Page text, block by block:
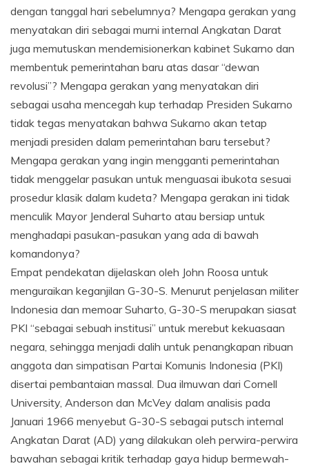
dengan tanggal hari sebelumnya? Mengapa gerakan yang
menyatakan diri sebagai murni internal Angkatan Darat
juga memutuskan mendemisionerkan kabinet Sukarno dan
membentuk pemerintahan baru atas dasar “dewan
revolusi”? Mengapa gerakan yang menyatakan diri
sebagai usaha mencegah kup terhadap Presiden Sukarno
tidak tegas menyatakan bahwa Sukarno akan tetap
menjadi presiden dalam pemerintahan baru tersebut?
Mengapa gerakan yang ingin mengganti pemerintahan
tidak menggelar pasukan untuk menguasai ibukota sesuai
prosedur klasik dalam kudeta? Mengapa gerakan ini tidak
menculik Mayor Jenderal Suharto atau bersiap untuk
menghadapi pasukan-pasukan yang ada di bawah
komandonya?
Empat pendekatan dijelaskan oleh John Roosa untuk
menguraikan keganjilan G-30-S. Menurut penjelasan militer
Indonesia dan memoar Suharto, G-30-S merupakan siasat
PKI “sebagai sebuah institusi” untuk merebut kekuasaan
negara, sehingga menjadi dalih untuk penangkapan ribuan
anggota dan simpatisan Partai Komunis Indonesia (PKI)
disertai pembantaian massal. Dua ilmuwan dari Cornell
University, Anderson dan McVey dalam analisis pada
Januari 1966 menyebut G-30-S sebagai putsch internal
Angkatan Darat (AD) yang dilakukan oleh perwira-perwira
bawahan sebagai kritik terhadap gaya hidup bermewah-